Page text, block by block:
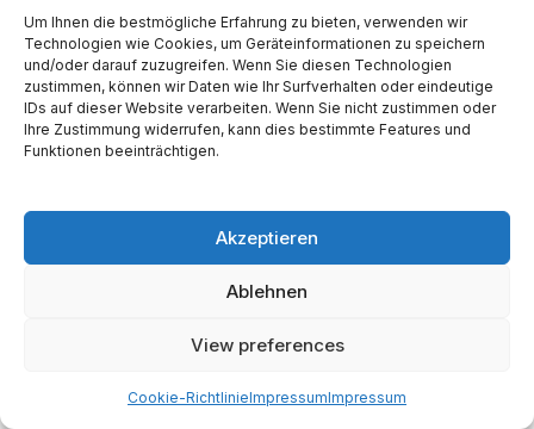
Um Ihnen die bestmögliche Erfahrung zu bieten, verwenden wir
Technologien wie Cookies, um Geräteinformationen zu speichern
und/oder darauf zuzugreifen. Wenn Sie diesen Technologien
zustimmen, können wir Daten wie Ihr Surfverhalten oder eindeutige
IDs auf dieser Website verarbeiten. Wenn Sie nicht zustimmen oder
Ihre Zustimmung widerrufen, kann dies bestimmte Features und
Funktionen beeinträchtigen.
Akzeptieren
Ablehnen
View preferences
Cookie-RichtlinieImpressumImpressum
Existenz und Zusammensetzung einer
Atmosphäre. Eine ausreichend dichte Atmosphäre
ist notwendig, um einen stabilen
Oberflächendruck aufrechtzuerhalten, der
flüssiges Wasser ermöglicht, und um die Wärme
extremen Temperaturunterschiede einer
gebundenen Rotation abmildern könnte. Da L 98-
59 f nicht transitiert, ist die Untersuchung seiner
Techniken wie die direkte Abbildung oder die
Grenzen heutiger und zukünftiger Teleskope